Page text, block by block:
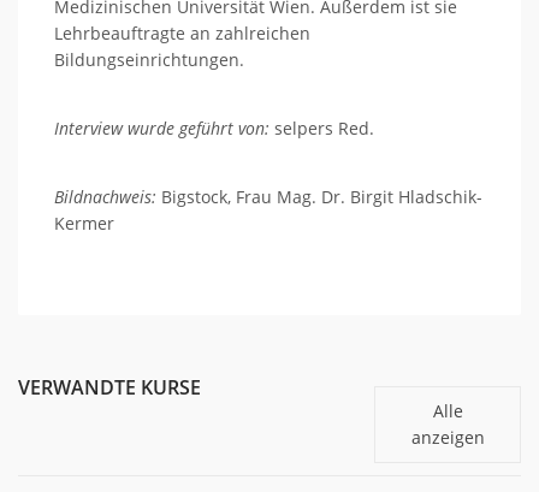
Medizinischen Universität Wien. Außerdem ist sie
Lehrbeauftragte an zahlreichen
Bildungseinrichtungen.
Interview wurde geführt von: selpers Red.
Bildnachweis: Bigstock, Frau Mag. Dr. Birgit Hladschik-
Kermer
VERWANDTE KURSE
Alle
anzeigen